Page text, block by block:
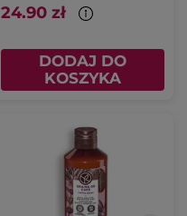
24.90 zł
DODAJ DO
KOSZYKA